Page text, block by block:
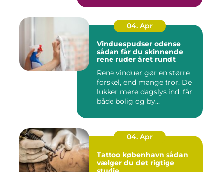
04. Apr
Vinduespudser odense
sådan får du skinnende
rene ruder året rundt
Rene vinduer gør en større
forskel, end mange tror. De
lukker mere dagslys ind, får
både bolig og by...
04. Apr
Tattoo københavn sådan
vælger du det rigtige